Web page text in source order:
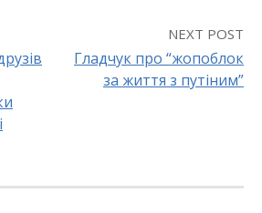
NEXT POST
Гладчук про “жопоблок
за життя з путіним”